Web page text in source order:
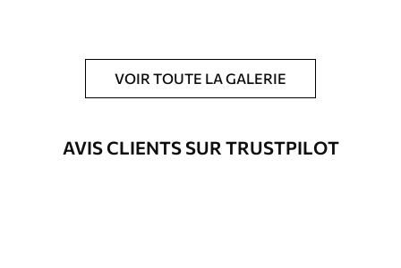
Possibilité d'ajouter un vernis
protecteur pour renforcer la durabilité
du tableau.
Matériaux disponibles
VOIR TOUTE LA GALERIE
AVIS CLIENTS SUR TRUSTPILOT